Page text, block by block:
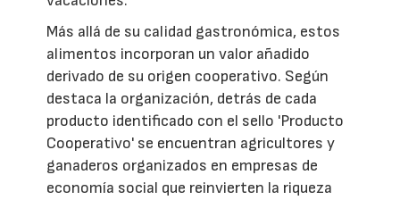
Más allá de su calidad gastronómica, estos
alimentos incorporan un valor añadido
derivado de su origen cooperativo. Según
destaca la organización, detrás de cada
producto identificado con el sello 'Producto
Cooperativo' se encuentran agricultores y
ganaderos organizados en empresas de
economía social que reinvierten la riqueza